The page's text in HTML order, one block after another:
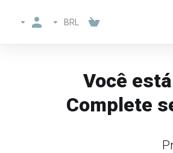
BRL
Você
Complete